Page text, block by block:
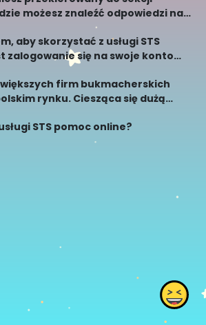
możesz znaleźć odpowiedzi na
pytania. STS stworzyło
wiedzy, która zawiera wszystkie
aby skorzystać z usługi STS
zalogowanie się na swoje konto
jeszcze konta, musisz je
Proces rejestracji jest prosty i
firm bukmacherskich
rynku. Ciesząca się dużą
możliwość skorzystania z
STS pomoc online?